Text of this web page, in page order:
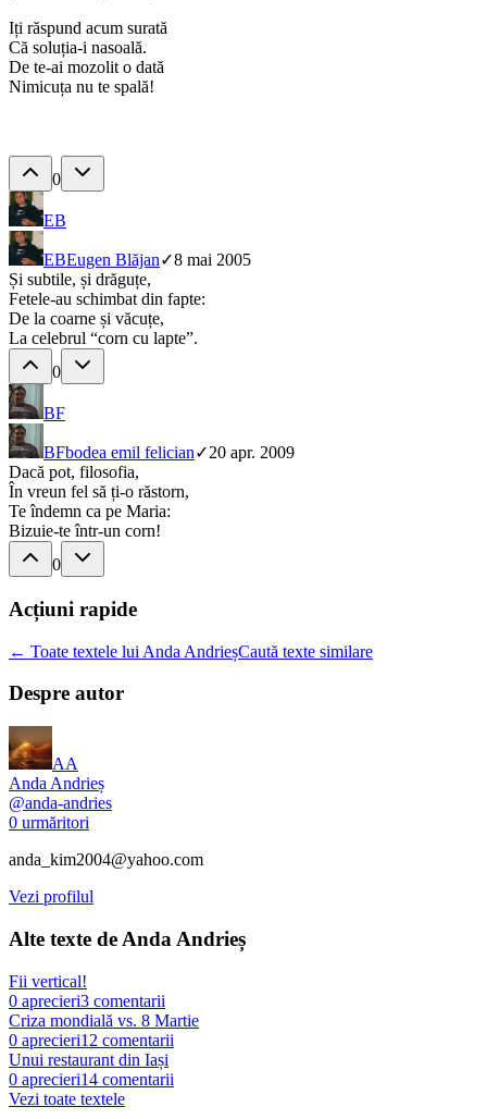
Iți răspund acum surată
Că soluția-i nasoală.
De te-ai mozolit o dată
Nimicuța nu te spală!
0
EB
EBEugen Blăjan✓8 mai 2005
Și subtile, și drăguțe,
Fetele-au schimbat din fapte:
De la coarne și văcuțe,
La celebrul “corn cu lapte”.
0
BF
BFbodea emil felician✓20 apr. 2009
Dacă pot, filosofia,
În vreun fel să ți-o răstorn,
Te îndemn ca pe Maria:
Bizuie-te într-un corn!
0
Acțiuni rapide
← Toate textele lui Anda AndrieșCaută texte similare
Despre autor
AA
Anda Andrieș
@anda-andries
0 urmăritori
anda_kim2004@yahoo.com
Vezi profilul
Alte texte de Anda Andrieș
Fii vertical!
0 aprecieri3 comentarii
Criza mondială vs. 8 Martie
0 aprecieri12 comentarii
Unui restaurant din Iași
0 aprecieri14 comentarii
Vezi toate textele